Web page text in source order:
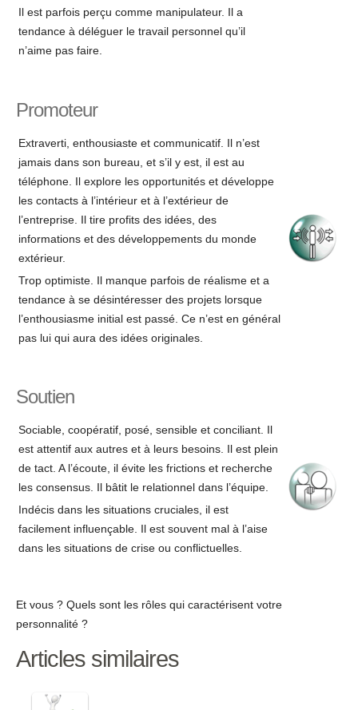
Il est parfois perçu comme manipulateur. Il a
tendance à déléguer le travail personnel qu’il
n’aime pas faire.
Promoteur
Extraverti, enthousiaste et communicatif. Il n’est
jamais dans son bureau, et s’il y est, il est au
téléphone. Il explore les opportunités et développe
les contacts à l’intérieur et à l’extérieur de
l’entreprise. Il tire profits des idées, des
informations et des développements du monde
extérieur.
Trop optimiste. Il manque parfois de réalisme et a
tendance à se désintéresser des projets lorsque
l’enthousiasme initial est passé. Ce n’est en général
pas lui qui aura des idées originales.
Soutien
Sociable, coopératif, posé, sensible et conciliant. Il
est attentif aux autres et à leurs besoins. Il est plein
de tact. A l’écoute, il évite les frictions et recherche
les consensus. Il bâtit le relationnel dans l’équipe.
Indécis dans les situations cruciales, il est
facilement influençable. Il est souvent mal à l’aise
dans les situations de crise ou conflictuelles.
Et vous ? Quels sont les rôles qui caractérisent votre
personnalité ?
Articles similaires